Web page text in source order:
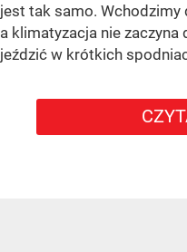
jest tak samo. Wchodzimy
a klimatyzacja nie zaczyna
jeździć w krótkich